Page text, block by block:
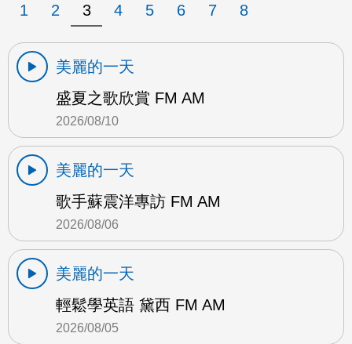
1 2 3 4 5 6 7 8
美麗的一天
盛夏之歌欣賞 FM AM
2026/08/10
美麗的一天
歌手蘇震洋專訪 FM AM
2026/08/06
美麗的一天
輕鬆學英語 黛西 FM AM
2026/08/05